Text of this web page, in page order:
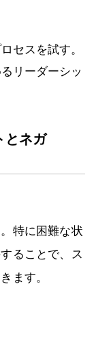
セスを試す。
リーダーシッ
とネガ
特に困難な状
ることで、ス
ます。